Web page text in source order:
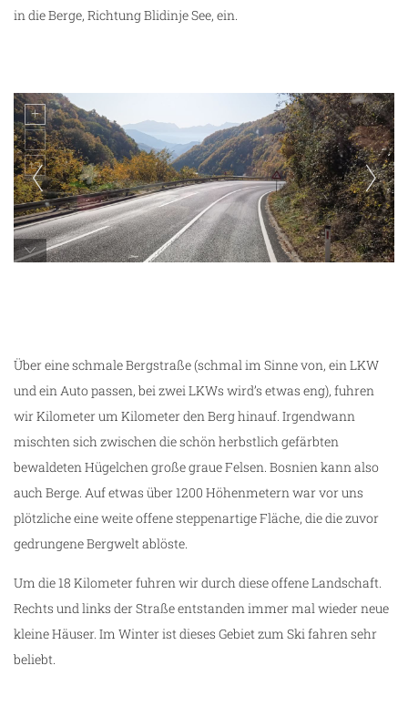
in die Berge, Richtung Blidinje See, ein.
Über eine schmale Bergstraße (schmal im Sinne von, ein LKW
und ein Auto passen, bei zwei LKWs wird’s etwas eng), fuhren
wir Kilometer um Kilometer den Berg hinauf. Irgendwann
mischten sich zwischen die schön herbstlich gefärbten
bewaldeten Hügelchen große graue Felsen. Bosnien kann also
auch Berge. Auf etwas über 1200 Höhenmetern war vor uns
plötzliche eine weite offene steppenartige Fläche, die die zuvor
gedrungene Bergwelt ablöste.
Um die 18 Kilometer fuhren wir durch diese offene Landschaft.
Rechts und links der Straße entstanden immer mal wieder neue
kleine Häuser. Im Winter ist dieses Gebiet zum Ski fahren sehr
beliebt.